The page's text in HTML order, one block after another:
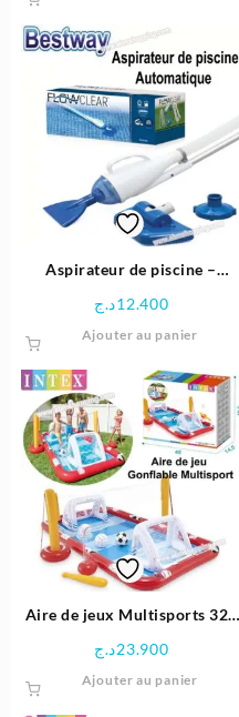
Aspirateur de piscine –
12.400د.ج
Ajouter au panier
Aire de jeux Multisports 325
23.900د.ج
Ajouter au panier